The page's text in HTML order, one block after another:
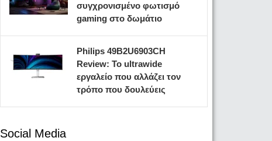
συγχρονισμένο φωτισμό
gaming στο δωμάτιο
Philips 49B2U6903CH
Review: Το ultrawide
εργαλείο που αλλάζει τον
τρόπο που δουλεύεις
Social Media